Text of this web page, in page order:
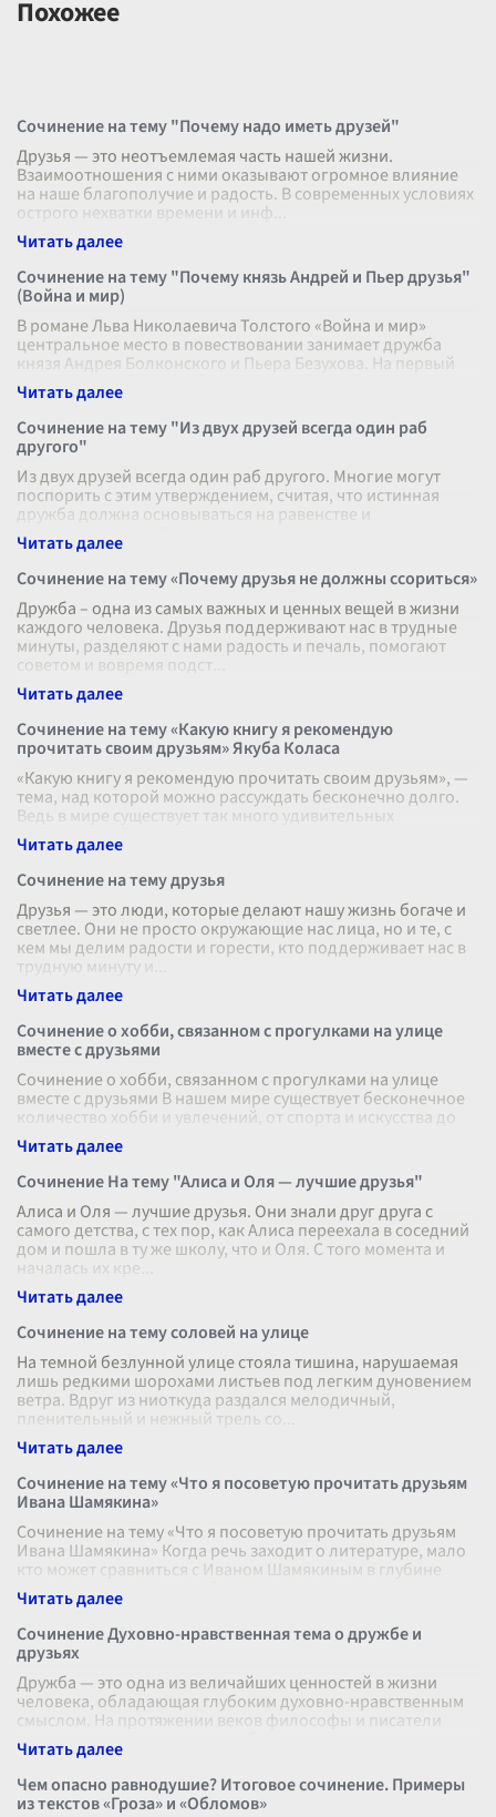
Похожее
Сочинение на тему "Почему надо иметь друзей"
Друзья — это неотъемлемая часть нашей жизни.
Взаимоотношения с ними оказывают огромное влияние
на наше благополучие и радость. В современных условиях
острого нехватки времени и инф
Сочинение на тему "Почему князь Андрей и Пьер друзья"
(Война и мир)
В романе Льва Николаевича Толстого «Война и мир»
центральное место в повествовании занимает дружба
князя Андрея Болконского и Пьера Безухова. На первый
взгляд, эти персонажи кажутс
Сочинение на тему "Из двух друзей всегда один раб
другого"
Из двух друзей всегда один раб другого. Многие могут
поспорить с этим утверждением, считая, что истинная
дружба должна основываться на равенстве и
взаимоуважении. Тем не менее, есл
Сочинение на тему «Почему друзья не должны ссориться»
Дружба – одна из самых важных и ценных вещей в жизни
каждого человека. Друзья поддерживают нас в трудные
минуты, разделяют с нами радость и печаль, помогают
советом и вовремя подст
Сочинение на тему «Какую книгу я рекомендую
прочитать своим друзьям» Якуба Коласа
«Какую книгу я рекомендую прочитать своим друзьям», —
тема, над которой можно рассуждать бесконечно долго.
Ведь в мире существует так много удивительных
произведений, каждое из кот
Сочинение на тему друзья
Друзья — это люди, которые делают нашу жизнь богаче и
светлее. Они не просто окружающие нас лица, но и те, с
кем мы делим радости и горести, кто поддерживает нас в
трудную минуту и
Сочинение о хобби, связанном с прогулками на улице
вместе с друзьями
Сочинение о хобби, связанном с прогулками на улице
вместе с друзьями В нашем мире существует бесконечное
количество хобби и увлечений, от спорта и искусства до
кулинарии и коллекц
Сочинение На тему "Алиса и Оля — лучшие друзья"
Алиса и Оля — лучшие друзья. Они знали друг друга с
самого детства, с тех пор, как Алиса переехала в соседний
дом и пошла в ту же школу, что и Оля. С того момента и
началась их кре
Сочинение на тему соловей на улице
На темной безлунной улице стояла тишина, нарушаемая
лишь редкими шорохами листьев под легким дуновением
ветра. Вдруг из ниоткуда раздался мелодичный,
пленительный и нежный трель со
Сочинение на тему «Что я посоветую прочитать друзьям
Ивана Шамякина»
Сочинение на тему «Что я посоветую прочитать друзьям
Ивана Шамякина» Когда речь заходит о литературе, мало
кто может сравниться с Иваном Шамякиным в глубине
понимания человеческой
Сочинение Духовно-нравственная тема о дружбе и
друзьях
Дружба — это одна из величайших ценностей в жизни
человека, обладающая глубоким духовно-нравственным
смыслом. На протяжении веков философы и писатели
размышляли о природе дружбы, е
Чем опасно равнодушие? Итоговое сочинение. Примеры
из текстов «Гроза» и «Обломов»